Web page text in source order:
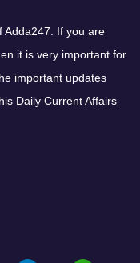
Adda247. If you are
it is very important for
important updates
Daily Current Affairs